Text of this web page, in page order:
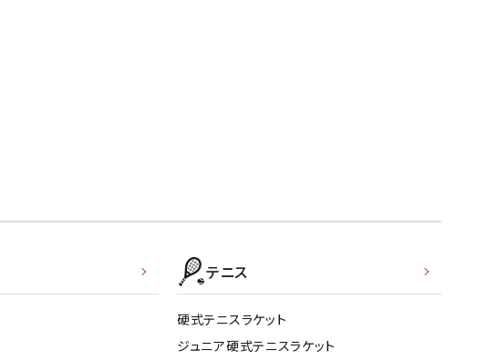
バッグ
ライト・ランタン
その他アクセサリー
テニス
硬式テニスラケット
ジュニア硬式テニスラケット